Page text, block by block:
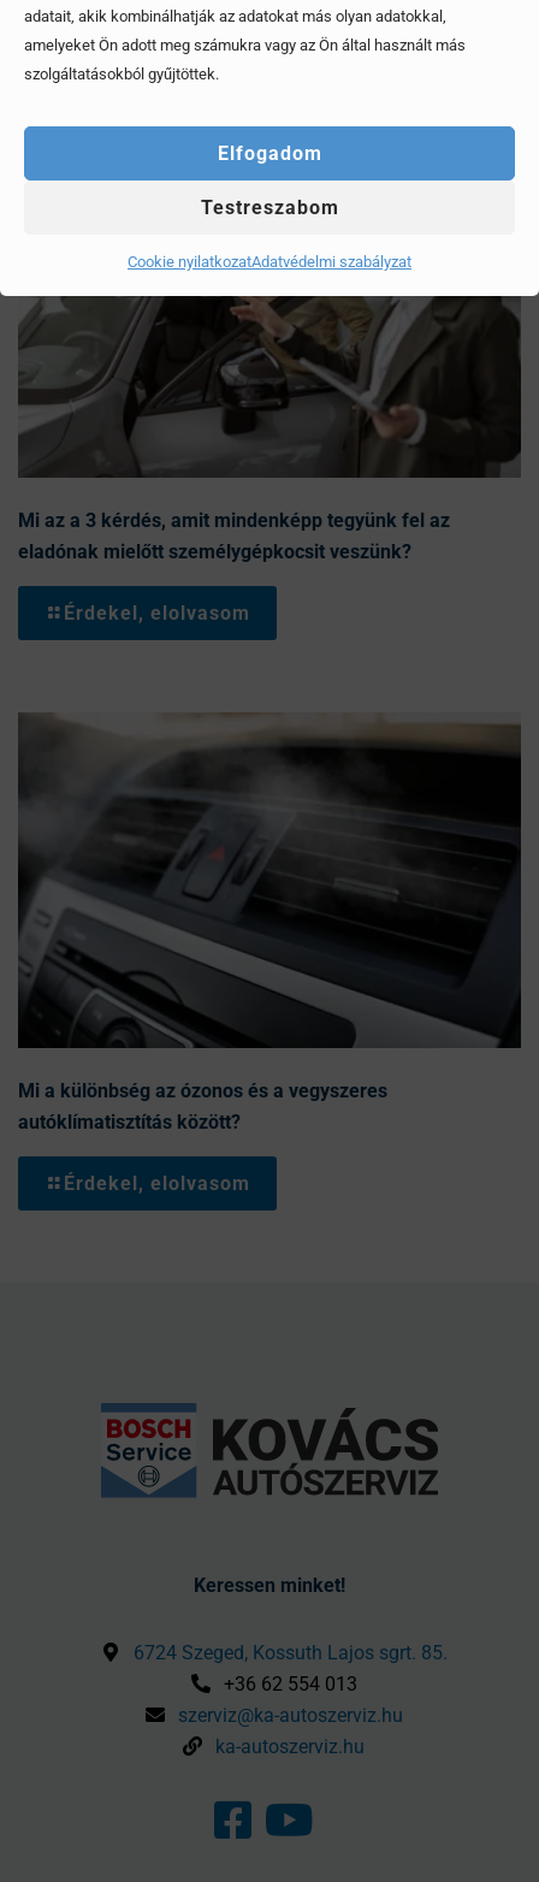
adatait, akik kombinálhatják az adatokat más olyan adatokkal,
amelyeket Ön adott meg számukra vagy az Ön által használt más
szolgáltatásokból gyűjtöttek.
Elfogadom
Testreszabom
Cookie nyilatkozatAdatvédelmi szabályzat
Érdekel, elolvasom
Mi az a 3 kérdés, amit mindenképp tegyünk fel az
eladónak mielőtt személygépkocsit veszünk?
Érdekel, elolvasom
Mi a különbség az ózonos és a vegyszeres
autóklímatisztítás között?
Érdekel, elolvasom
Keressen minket!
6724 Szeged, Kossuth Lajos sgrt. 85.
+36 62 554 013
szerviz@ka-autoszerviz.hu
ka-autoszerviz.hu